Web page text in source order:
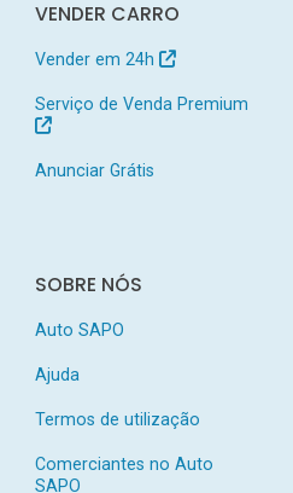
VENDER CARRO
Vender em 24h
Serviço de Venda Premium
Anunciar Grátis
SOBRE NÓS
Auto SAPO
Ajuda
Termos de utilização
Comerciantes no Auto
SAPO